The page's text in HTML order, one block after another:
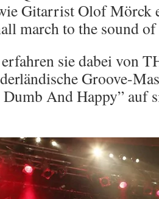
Gitarrist Olof Mörck
march to the sound
sie dabei von
Groove-
And Happy” auf